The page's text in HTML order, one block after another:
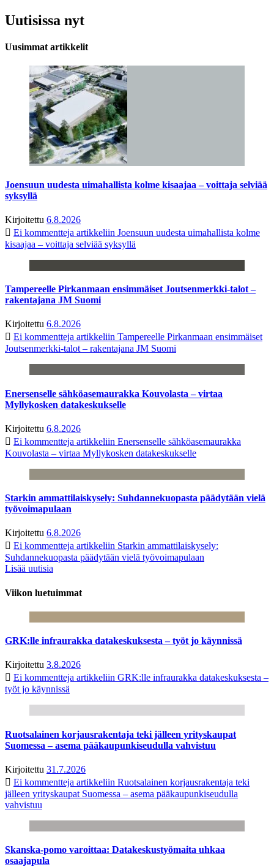
Uutisissa nyt
Uusimmat artikkelit
Joensuun uudesta uimahallista kolme kisaajaa – voittaja selviää
syksyllä
Kirjoitettu 6.8.2026
Ei kommentteja artikkeliin Joensuun uudesta uimahallista kolme
kisaajaa – voittaja selviää syksyllä
Tampereelle Pirkanmaan ensimmäiset Joutsenmerkki-talot –
rakentajana JM Suomi
Kirjoitettu 6.8.2026
Ei kommentteja artikkeliin Tampereelle Pirkanmaan ensimmäiset
Joutsenmerkki-talot – rakentajana JM Suomi
Enersenselle sähköasemaurakka Kouvolasta – virtaa
Myllykosken datakeskukselle
Kirjoitettu 6.8.2026
Ei kommentteja artikkeliin Enersenselle sähköasemaurakka
Kouvolasta – virtaa Myllykosken datakeskukselle
Starkin ammattilaiskysely: Suhdannekuopasta päädytään vielä
työvoimapulaan
Kirjoitettu 6.8.2026
Ei kommentteja artikkeliin Starkin ammattilaiskysely:
Suhdannekuopasta päädytään vielä työvoimapulaan
Lisää uutisia
Viikon luetuimmat
GRK:lle infraurakka datakeskuksesta – työt jo käynnissä
Kirjoitettu 3.8.2026
Ei kommentteja artikkeliin GRK:lle infraurakka datakeskuksesta –
työt jo käynnissä
Ruotsalainen korjausrakentaja teki jälleen yrityskaupat
Suomessa – asema pääkaupunkiseudulla vahvistuu
Kirjoitettu 31.7.2026
Ei kommentteja artikkeliin Ruotsalainen korjausrakentaja teki
jälleen yrityskaupat Suomessa – asema pääkaupunkiseudulla
vahvistuu
Skanska-pomo varoittaa: Datakeskustyömaita uhkaa
osaajapula